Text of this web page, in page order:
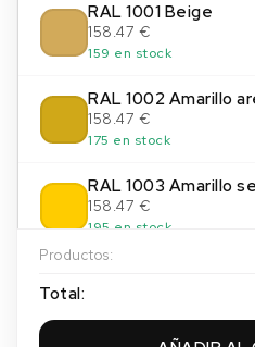
RAL 1001 Beige
158.47 €
159 en stock
RAL 1002 Amarillo
158.47 €
175 en stock
RAL 1003 Amarillo
158.47 €
195 en stock
Productos:
Total: